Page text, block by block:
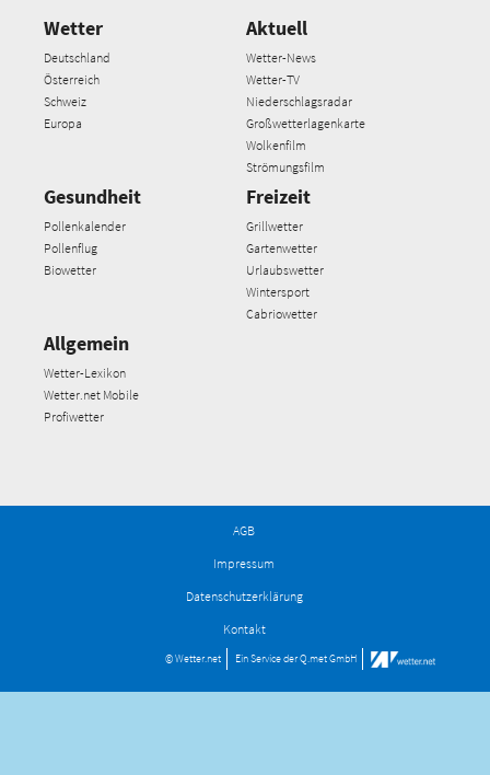
Wetter
Deutschland
Österreich
Schweiz
Europa
Aktuell
Wetter-News
Wetter-TV
Niederschlagsradar
Großwetterlagenkarte
Wolkenfilm
Strömungsfilm
Gesundheit
Pollenkalender
Pollenflug
Biowetter
Freizeit
Grillwetter
Gartenwetter
Urlaubswetter
Wintersport
Cabriowetter
Allgemein
Wetter-Lexikon
Wetter.net Mobile
Profiwetter
AGB
Impressum
Datenschutzerklärung
Kontakt
© Wetter.net Ein Service derQ.met GmbH